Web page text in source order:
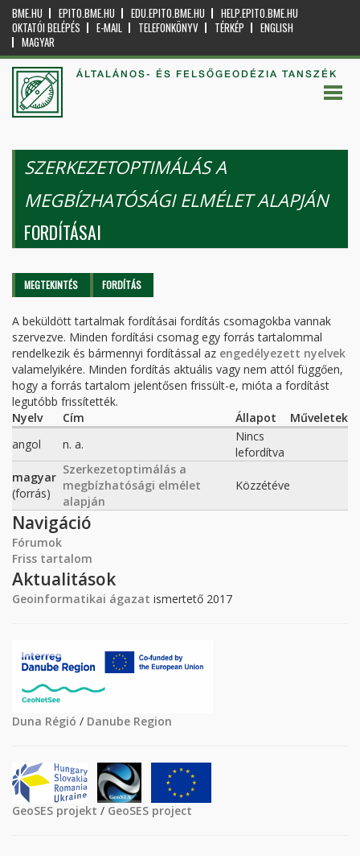
BME.HU EPITO.BME.HU EDU.EPITO.BME.HU
HELP.EPITO.BME.HU
OKTATÓI BELÉPÉS
E-MAIL TELEFONKÖNYV TÉRKÉP
ENGLISH
MAGYAR
ÁLTALÁNOS- ÉS FELSŐGEODÉZIA TANSZÉK
SZERKEZETOPTIMÁLÁS A
MEGBÍZHATÓSÁGI ELMÉLET ALAPJÁN
FORDÍTÁSAI
Elsődleges fülek
MEGTEKINTÉS FORDÍTÁS
A beküldött tartalmak fordításai fordítás csomagokba vannak
szervezve. Minden fordítási csomag egy forrás tartalommal
rendelkezik és bármennyi fordítással az engedélyezett nyelvek
valamelyikére. Minden fordítás aktuális vagy nem attól függően,
hogy a forrás tartalom jelentősen frissült-e, mióta a fordítást
legutóbb frissítették.
Nyelv
Cím Állapot
Műveletek
angol
n. a.
Nincs
lefordítva
magyar
(forrás)
Szerkezetoptimálás a
megbízhatósági elmélet
alapján
Közzétéve
Navigáció
Fórumok
Friss tartalom
Aktualitások
Geoinformatikai ágazat ismertető 2017
Duna Régió / Danube Region
GeoSES projekt / GeoSES project